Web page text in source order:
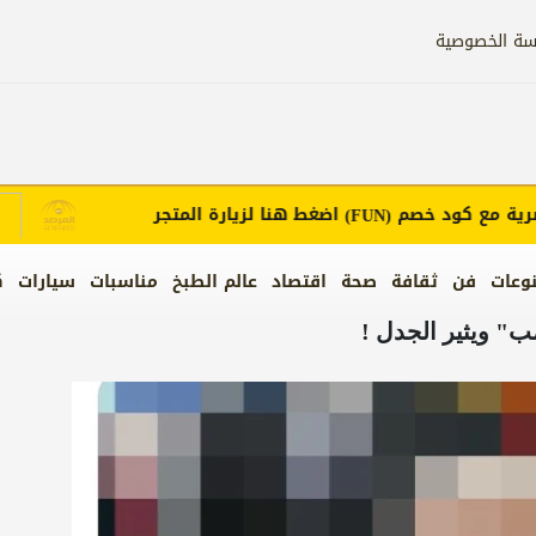
الخصوصية
فن ثقافة صحة اقتصاد عالم الطبخ مناسبات سيارات
كود خصم(FUN)اضغط هنا لزيارة المتجر
ويثير الجدل !